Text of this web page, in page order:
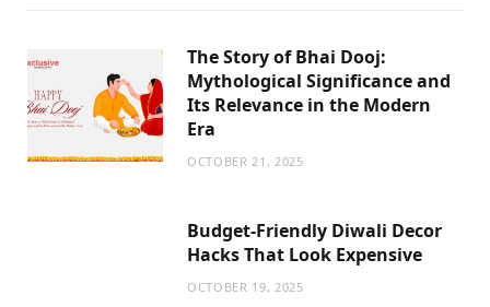
The Story of Bhai Dooj:
Mythological Significance and
Its Relevance in the Modern
Era
OCTOBER 21, 2025
Budget-Friendly Diwali Decor
Hacks That Look Expensive
OCTOBER 19, 2025